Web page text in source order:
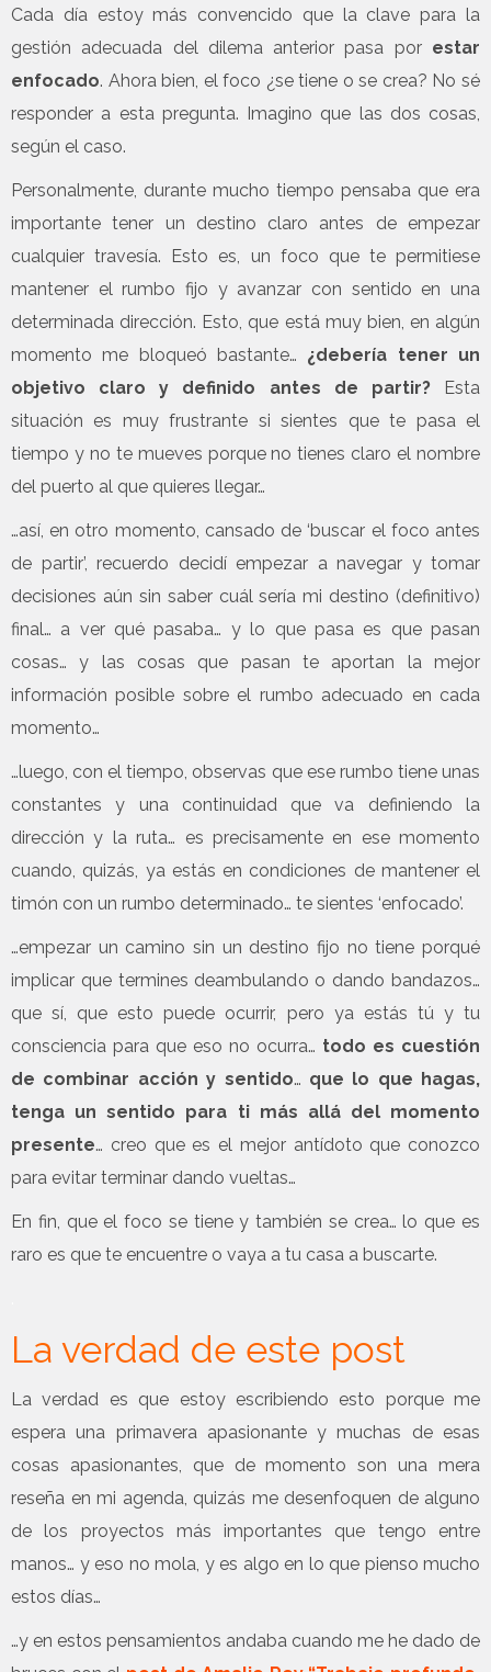
Cada día estoy más convencido que la clave para la
gestión adecuada del dilema anterior pasa por estar
enfocado. Ahora bien, el foco ¿se tiene o se crea? No sé
responder a esta pregunta. Imagino que las dos cosas,
según el caso.
Personalmente, durante mucho tiempo pensaba que era
importante tener un destino claro antes de empezar
cualquier travesía. Esto es, un foco que te permitiese
mantener el rumbo fijo y avanzar con sentido en una
determinada dirección. Esto, que está muy bien, en algún
momento me bloqueó bastante… ¿debería tener un
objetivo claro y definido antes de partir? Esta
situación es muy frustrante si sientes que te pasa el
tiempo y no te mueves porque no tienes claro el nombre
del puerto al que quieres llegar…
…así, en otro momento, cansado de ‘buscar el foco antes
de partir’, recuerdo decidí empezar a navegar y tomar
decisiones aún sin saber cuál sería mi destino (definitivo)
final… a ver qué pasaba… y lo que pasa es que pasan
cosas… y las cosas que pasan te aportan la mejor
información posible sobre el rumbo adecuado en cada
momento…
…luego, con el tiempo, observas que ese rumbo tiene unas
constantes y una continuidad que va definiendo la
dirección y la ruta… es precisamente en ese momento
cuando, quizás, ya estás en condiciones de mantener el
timón con un rumbo determinado… te sientes ‘enfocado’.
…empezar un camino sin un destino fijo no tiene porqué
implicar que termines deambulando o dando bandazos…
que sí, que esto puede ocurrir, pero ya estás tú y tu
consciencia para que eso no ocurra… todo es cuestión
de combinar acción y sentido… que lo que hagas,
tenga un sentido para ti más allá del momento
presente… creo que es el mejor antídoto que conozco
para evitar terminar dando vueltas…
En fin, que el foco se tiene y también se crea… lo que es
raro es que te encuentre o vaya a tu casa a buscarte.
La verdad de este post
La verdad es que estoy escribiendo esto porque me
espera una primavera apasionante y muchas de esas
cosas apasionantes, que de momento son una mera
reseña en mi agenda, quizás me desenfoquen de alguno
de los proyectos más importantes que tengo entre
manos… y eso no mola, y es algo en lo que pienso mucho
estos días…
…y en estos pensamientos andaba cuando me he dado de